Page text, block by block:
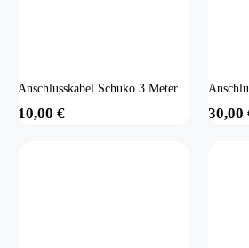
Anschlusskabel Schuko 3 Meter (HMS Stecker)
10,00 € 30,00